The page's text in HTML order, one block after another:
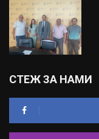
СТЕЖ ЗА НАМИ